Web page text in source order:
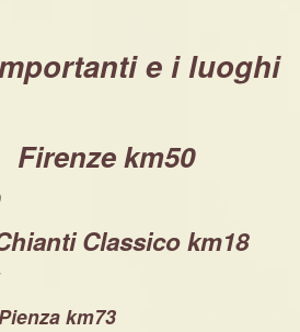
e i luoghi
Firenze km50
Classico km18
Pienza km73